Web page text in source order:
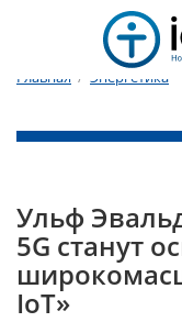
Главная / Энергетика
Ульф
5G станут
IoT»